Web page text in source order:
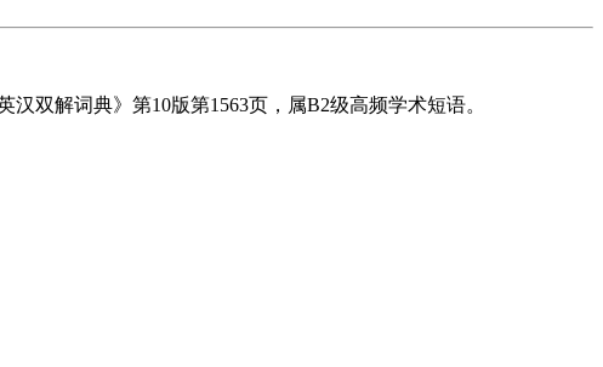
汉双解词典》第10版第1563页，属B2级高频学术短语。